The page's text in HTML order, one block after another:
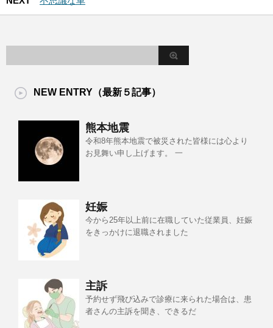
NEW ENTRY（最新５記事）
熊本地震
令和8年熊本地震で被災された皆様には心より
お見舞い申し上げます。 一
妊娠
今から25年以上前に在職していた従業員、妊娠
をきっかけに退職されました
主訴
予約せず飛び込みで診療に来られた場合は、患
者さんの主訴を聞き、できるだ